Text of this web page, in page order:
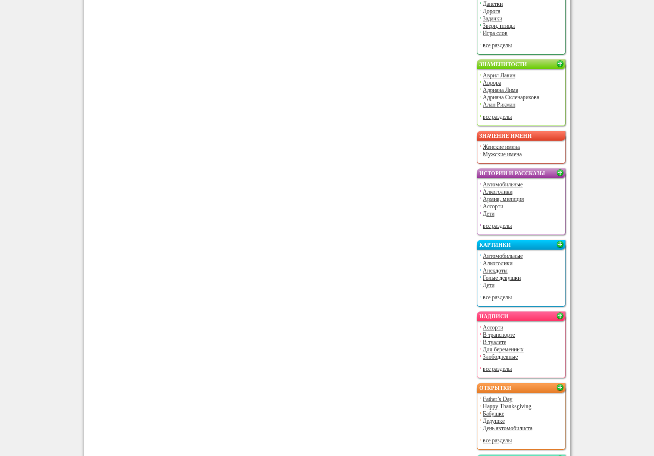
Данетки
Дорога
Задачки
Звери, птицы
Игра слов
все разделы
ЗНАМЕНИТОСТИ
Аврил Лавин
Аврора
Адриана Лима
Адриана Скленарикова
Алан Рикман
все разделы
ЗНАЧЕНИЕ ИМЕНИ
Женские имена
Мужские имена
ИСТОРИИ И РАССКАЗЫ
Автомобильные
Алкоголики
Армия, милиция
Ассорти
Дети
все разделы
КАРТИНКИ
Автомобильные
Алкоголики
Анекдоты
Голые девушки
Дети
все разделы
НАДПИСИ
Ассорти
В транспорте
В туалете
Для беременных
Злободневные
все разделы
ОТКРЫТКИ
Father’s Day
Happy Thanksgiving
Бабушке
Дедушке
День автомобилиста
все разделы